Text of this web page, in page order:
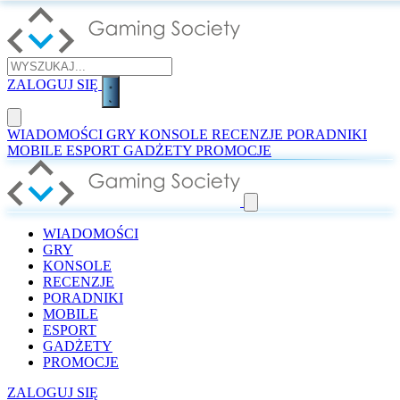
ZALOGUJ SIĘ
WIADOMOŚCI GRY KONSOLE RECENZJE PORADNIKI
MOBILE ESPORT GADŻETY PROMOCJE
WIADOMOŚCI
GRY
KONSOLE
RECENZJE
PORADNIKI
MOBILE
ESPORT
GADŻETY
PROMOCJE
ZALOGUJ SIĘ